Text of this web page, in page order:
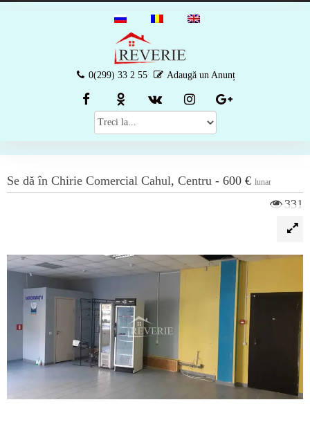
0(299) 33 2 55 Adaugă un Anunț
Se dă în Chirie Comercial Cahul, Centru - 600 € lunar
331